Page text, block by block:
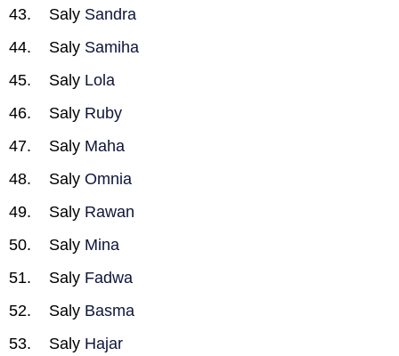
Saly Sandra
Saly Samiha
Saly Lola
Saly Ruby
Saly Maha
Saly Omnia
Saly Rawan
Saly Mina
Saly Fadwa
Saly Basma
Saly Hajar